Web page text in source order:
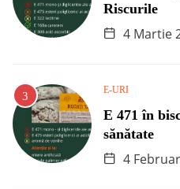
Riscurile
4 Martie
E-URI
E 471 în
sănătate
4